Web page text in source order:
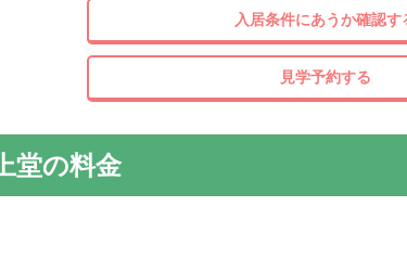
入居条件にあうか確認す
見学予約する
堂の料金